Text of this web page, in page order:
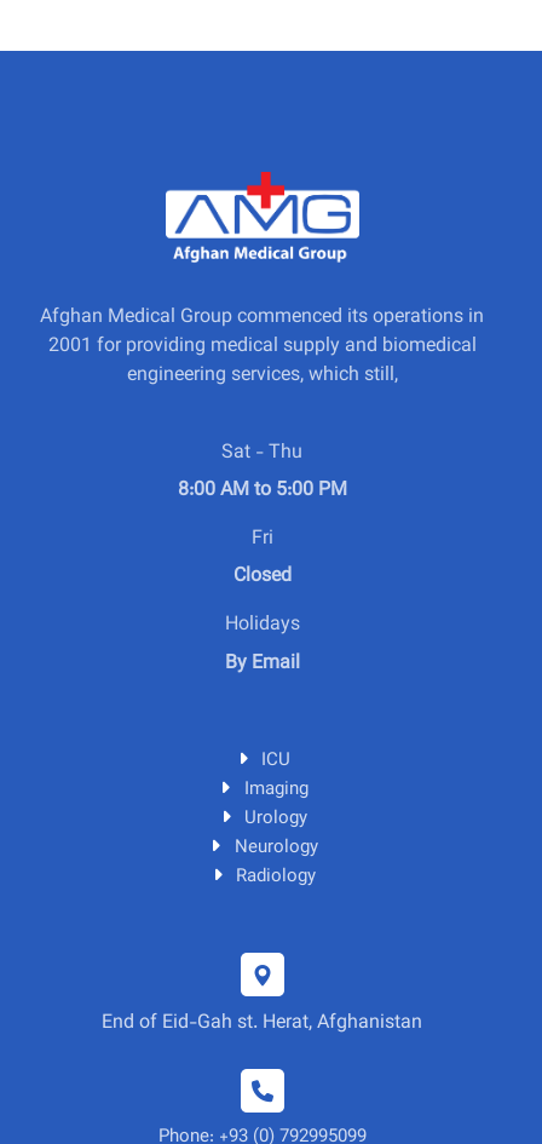
Afghan Medical Group commenced its operations in
2001 for providing medical supply and biomedical
engineering services, which still,
Sat - Thu
8:00 AM to 5:00 PM
Fri
Closed
Holidays
By Email
ICU
Imaging
Urology
Neurology
Radiology
End of Eid-Gah st. Herat, Afghanistan
Phone: +93 (0) 792995099